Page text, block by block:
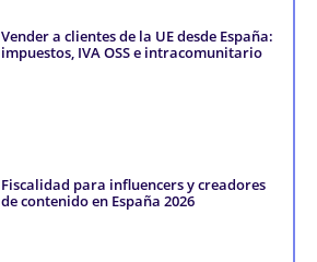
Vender a clientes de la UE desde España:
impuestos, IVA OSS e intracomunitario
Fiscalidad para influencers y creadores
de contenido en España 2026